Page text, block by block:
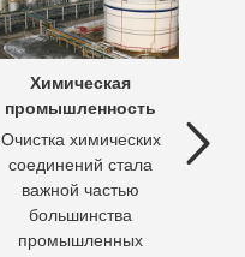
Химическая
промышленность
Очистка химических
соединений стала
важной частью
большинства
промышленных